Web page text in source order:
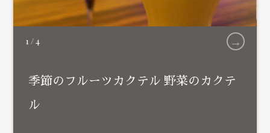
1 /4 →
季節のフルーツカクテル 野菜のカクテ
ル